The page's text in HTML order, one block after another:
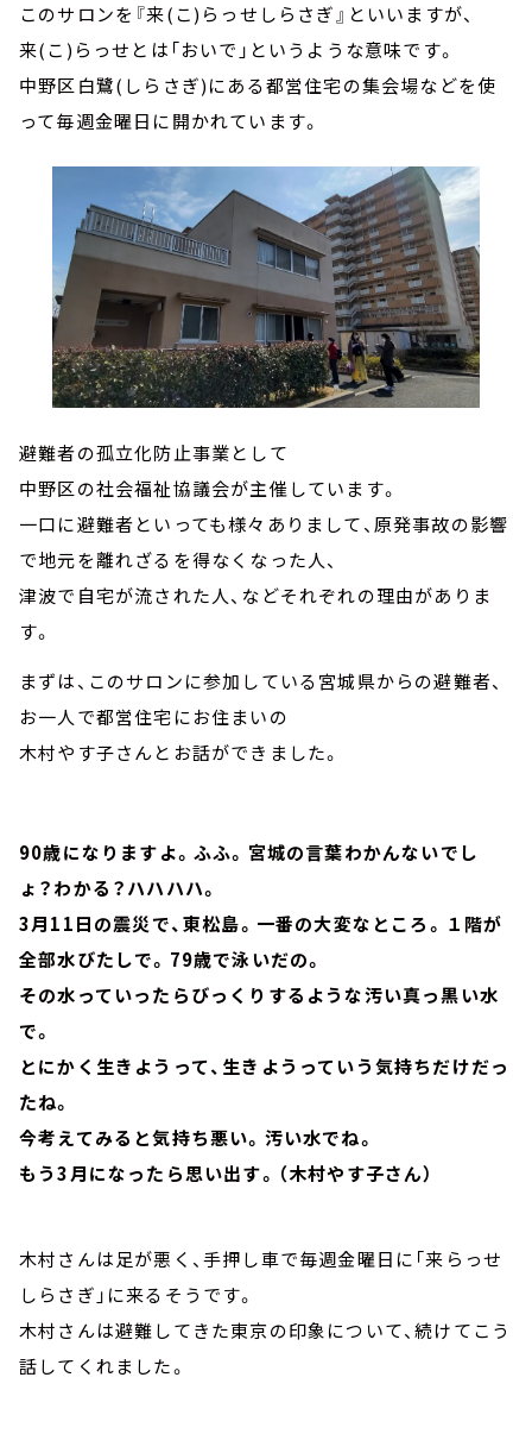
このサロンを『来(こ)らっせしらさぎ』といいますが、
来(こ)らっせとは「おいで」というような意味です。
中野区白鷺(しらさぎ)にある都営住宅の集会場などを使
って毎週金曜日に開かれています。
避難者の孤立化防止事業として
中野区の社会福祉協議会が主催しています。
一口に避難者といっても様々ありまして、原発事故の影響
で地元を離れざるを得なくなった人、
津波で自宅が流された人、などそれぞれの理由がありま
す。
まずは、このサロンに参加している宮城県からの避難者、
お一人で都営住宅にお住まいの
木村やす子さんとお話ができました。
90歳になりますよ。ふふ。宮城の言葉わかんないでし
ょ？わかる？ハハハハ。
3月11日の震災で、東松島。一番の大変なところ。１階が
全部水びたしで。79歳で泳いだの。
その水っていったらびっくりするような汚い真っ黒い水
で。
とにかく生きようって、生きようっていう気持ちだけだっ
たね。
今考えてみると気持ち悪い。汚い水でね。
もう3月になったら思い出す。（木村やす子さん）
木村さんは足が悪く、手押し車で毎週金曜日に「来らっせ
しらさぎ」に来るそうです。
木村さんは避難してきた東京の印象について、続けてこう
話してくれました。